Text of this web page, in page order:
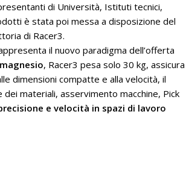
di Università, Istituti tecnici,
è stata poi messa a disposizione del
di Racer3.
il nuovo paradigma dell’offerta
, Racer3 pesa solo 30 kg, assicura
dimensioni compatte e alla velocità, il
materiali, asservimento macchine, Pick
e velocità in spazi di lavoro